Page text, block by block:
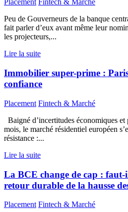
Placement Fintech & Marché
Peu de Gouverneurs de la banque
fait parler d’eux avant même leur
les projecteurs,...
Lire la suite
Immobilier super-prime :
confiance
Placement Fintech & Marché
Baigné d’incertitudes économiques
mois, le marché résidentiel européen
résistance :...
Lire la suite
La BCE change de cap :
retour durable de la hausse
Placement Fintech & Marché